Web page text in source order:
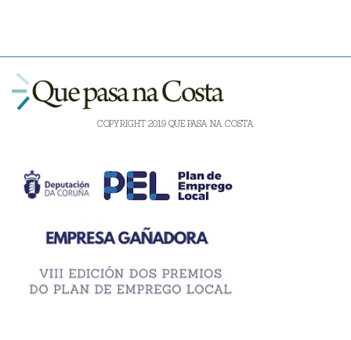
COPYRIGHT 2019 QUE PASA NA COSTA